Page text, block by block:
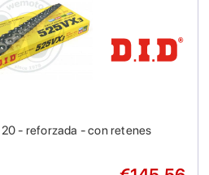
- reforzada - con retenes